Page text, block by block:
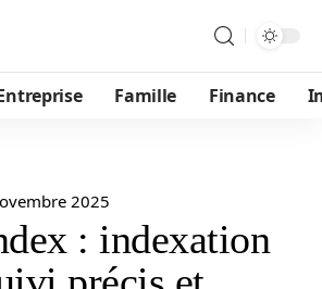
Famille Finance
2025
: indexation